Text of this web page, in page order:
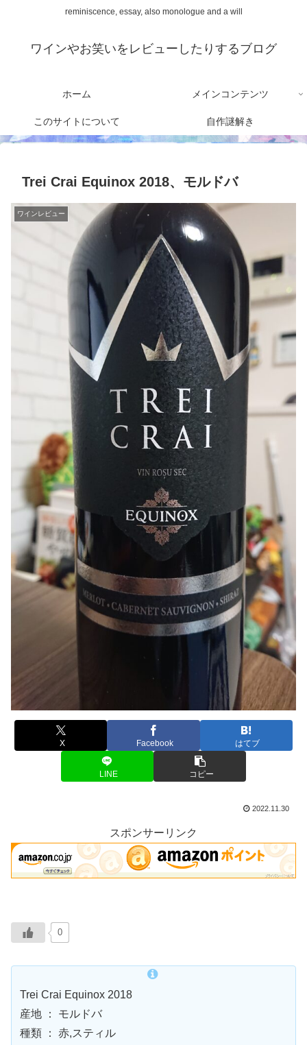
reminiscence, essay, also monologue and a will
ワインやお笑いをレビューしたりするブログ
ホーム メインコンテンツ
このサイトについて 自作謎解き
Trei Crai Equinox 2018、モルドバ
ワインレビュー
X Facebook はてブ
LINE コピー
2022.11.30
スポンサーリンク
0
Trei Crai Equinox 2018
産地 ： モルドバ
種類 ： 赤,スティル